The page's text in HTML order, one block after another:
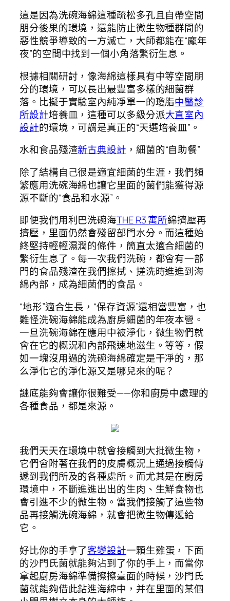
這是因為洗碗海綿這種疏松多孔且自帶空間
朋分後果的環境，還能防止微生物種群間的
惡性競爭導致的一方滅亡，大師都能在“龐年
夜”的空間中找到一個小角落繁衍生息。
根據相關研討，像海綿這樣具有中等空間朋
分的環境，可以長出最豐富多樣的細菌群
落。比擬于實驗室內純凈單一的瓊脂中醫診
所設計培養皿，這種可以多級分派大直室內
設計的環境，可謂是真正的“天選培養皿”。
水和食品殘渣新古典設計 ，細菌的“自助餐”
除了結構自己很是適宜細菌的生涯，我們頻
繁應用洗碗海綿也讓它里面的菌們能獲得源
源不斷的“食品和水源”。
即便我們用利巴洗碗海THE R3 寓所綿擠壓再
擠壓，里面仍然會殘留部門水分。而這種始
終堅持輕輕濕潤的條件，簡直太適合細菌的
繁衍生息了。每一次我們洗碗，都會有一部
門的食品殘渣在我們擦拭、搓洗時進進到海
綿內部，成為細菌們的食品。
“地形”適合生長，“保存資源”還相當豐富，也
難怪洗碗海綿能成為廚房細菌的年夜本營。
一旦洗碗海綿在應用中被淨化，微生物們就
會在它的概況和內部飛速地滋生。等等，假
如一塊沒用過的洗碗海綿確定是干凈的，那
么淨化它的淨化源又是哪兒來的呢？
謎底能夠會讓你很難受——你和廚房中處理的
各種食品，都是來源。
我們天天在環境中就會接觸到大批微生物，
它們會附著在我們的皮膚概況上通過接觸傳
遞到我們所及的各種處所。而尤其是在廚房
環境中，不斷進進出出的生肉、生鮮食物也
會引進不少的微生物。當我們接觸了這些物
品再接觸洗碗海綿，就會把微生物傳遞給
它。
好比你的手拿了客變設計一顆生雞蛋，下面
的沙門氏菌就能夠沾到了你的手上，而當你
拿起廚房海綿準備擦擦臺面的時候，沙門氏
菌就能夠借此鉆進海綿中，并在里面的某個